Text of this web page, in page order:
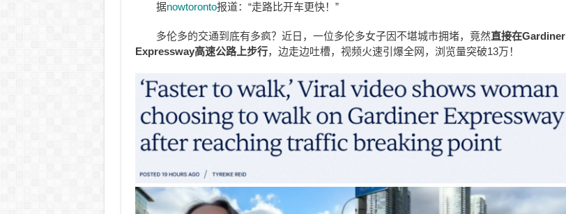
据nowtoronto报道：“走路比开车更快！”
多伦多的交通到底有多疯？近日，一位多伦多女子因不堪城市拥堵，竟然直接在Gardiner
Expressway高速公路上步行，边走边吐槽，视频火速引爆全网，浏览量突破13万！